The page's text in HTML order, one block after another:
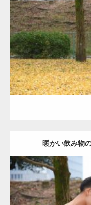
Category:公園のマッチ
ダウンロード
暖かい飲み物